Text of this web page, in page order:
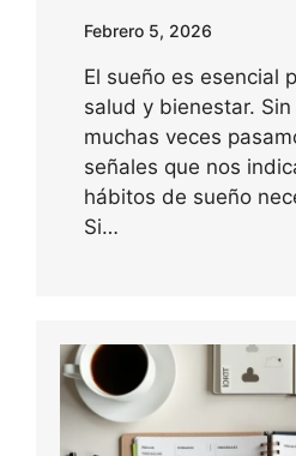
Febrero 5, 2026
El sueño es esencial
salud y bienestar.
muchas veces
señales que nos
hábitos de sueño
Si…